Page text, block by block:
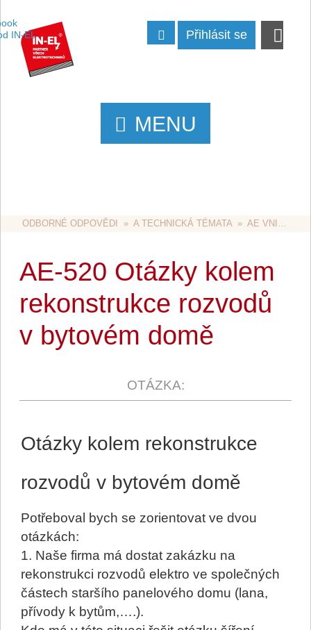
Přihlásit se
MENU
ODBORNÉ ODPOVĚDI
  »
A TECHNICKÁ TÉMATA
  »
AE VNITŘNÍ ROZVODY
AE-520 Otázky kolem
rekonstrukce rozvodů
v bytovém domě
Otázky kolem rekonstrukce
rozvodů v bytovém domě
Potřeboval bych se zorientovat ve dvou
otázkách:
1. Naše firma má dostat zakázku na
rekonstrukci rozvodů elektro ve společných
částech staršího panelového domu (lana,
přívody k bytům,….).